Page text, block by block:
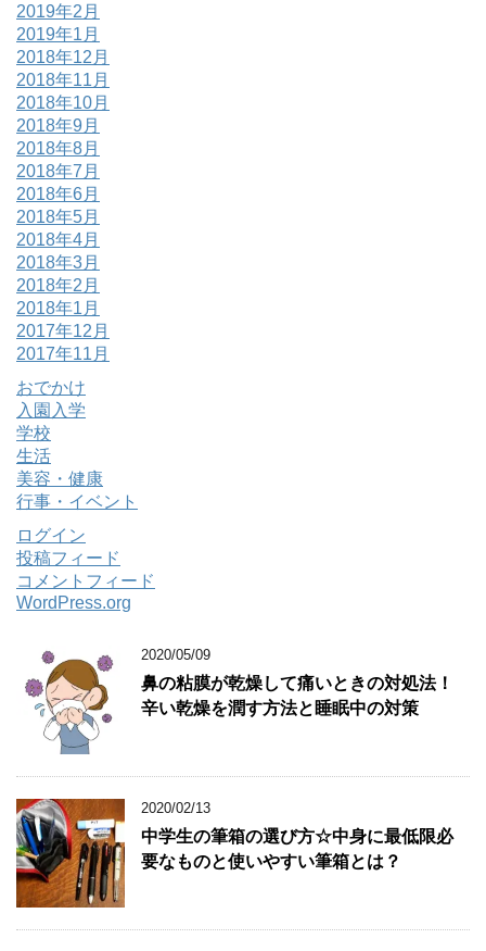
2019年2月
2019年1月
2018年12月
2018年11月
2018年10月
2018年9月
2018年8月
2018年7月
2018年6月
2018年5月
2018年4月
2018年3月
2018年2月
2018年1月
2017年12月
2017年11月
おでかけ
入園入学
学校
生活
美容・健康
行事・イベント
ログイン
投稿フィード
コメントフィード
WordPress.org
2020/05/09
鼻の粘膜が乾燥して痛いときの対処法！
辛い乾燥を潤す方法と睡眠中の対策
2020/02/13
中学生の筆箱の選び方☆中身に最低限必
要なものと使いやすい筆箱とは？